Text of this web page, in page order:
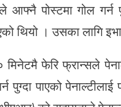
आफ्नै पोस्टमा गोल
थियो । उसका लागि
फेरि फ्रान्सले
पुग्दा पाएको